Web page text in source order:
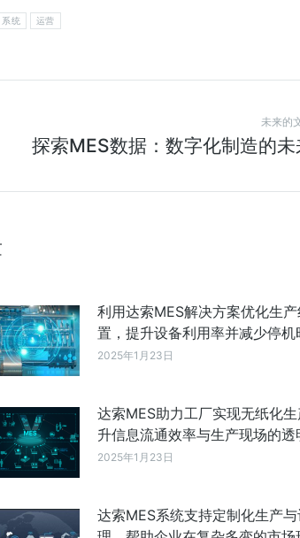
系统 运营
未来的
探索MES数据：数字化制造的未
利用达索MES解决方案优化生
置，提升设备利用率并减少停机
2025年1月23日
达索MES助力工厂实现无纸化
升信息流通效率与生产现场的透
2025年1月23日
达索MES系统支持定制化生产